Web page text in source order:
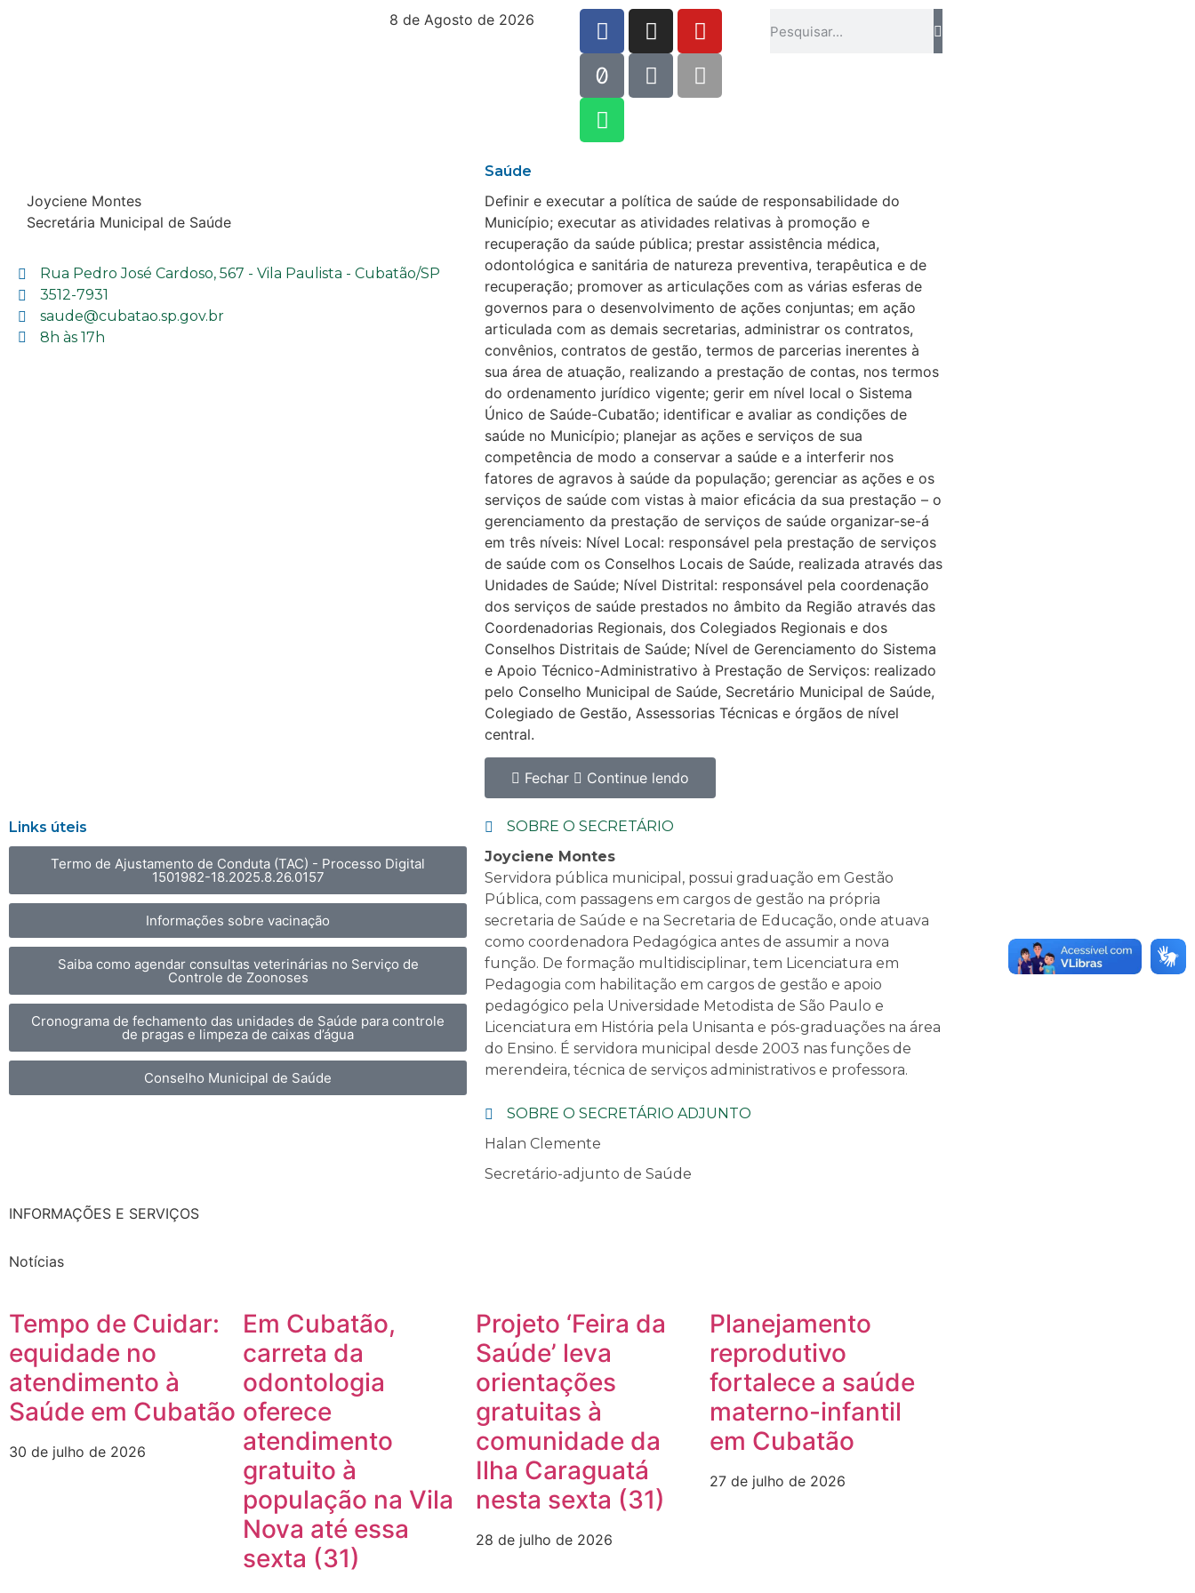
8 de Agosto de 2026
Joyciene Montes
Secretária Municipal de Saúde
Rua Pedro José Cardoso, 567 - Vila Paulista - Cubatão/SP
3512-7931
saude@cubatao.sp.gov.br
8h às 17h
Saúde
Definir e executar a política de saúde de responsabilidade do
Município; executar as atividades relativas à promoção e
recuperação da saúde pública; prestar assistência médica,
odontológica e sanitária de natureza preventiva, terapêutica e de
recuperação; promover as articulações com as várias esferas de
governos para o desenvolvimento de ações conjuntas; em ação
articulada com as demais secretarias, administrar os contratos,
convênios, contratos de gestão, termos de parcerias inerentes à
sua área de atuação, realizando a prestação de contas, nos termos
do ordenamento jurídico vigente; gerir em nível local o Sistema
Único de Saúde-Cubatão; identificar e avaliar as condições de
saúde no Município; planejar as ações e serviços de sua
competência de modo a conservar a saúde e a interferir nos
fatores de agravos à saúde da população; gerenciar as ações e os
serviços de saúde com vistas à maior eficácia da sua prestação – o
gerenciamento da prestação de serviços de saúde organizar-se-á
em três níveis: Nível Local: responsável pela prestação de serviços
de saúde com os Conselhos Locais de Saúde, realizada através das
Unidades de Saúde; Nível Distrital: responsável pela coordenação
dos serviços de saúde prestados no âmbito da Região através das
Coordenadorias Regionais, dos Colegiados Regionais e dos
Conselhos Distritais de Saúde; Nível de Gerenciamento do Sistema
e Apoio Técnico-Administrativo à Prestação de Serviços: realizado
pelo Conselho Municipal de Saúde, Secretário Municipal de Saúde,
Colegiado de Gestão, Assessorias Técnicas e órgãos de nível
central.
Fechar Continue lendo
Links úteis
Termo de Ajustamento de Conduta (TAC) - Processo Digital
1501982-18.2025.8.26.0157
Informações sobre vacinação
Saiba como agendar consultas veterinárias no Serviço de
Controle de Zoonoses
Cronograma de fechamento das unidades de Saúde para controle
de pragas e limpeza de caixas d’água
Conselho Municipal de Saúde
SOBRE O SECRETÁRIO
Joyciene Montes
Servidora pública municipal, possui graduação em Gestão
Pública, com passagens em cargos de gestão na própria
secretaria de Saúde e na Secretaria de Educação, onde atuava
como coordenadora Pedagógica antes de assumir a nova
função. De formação multidisciplinar, tem Licenciatura em
Pedagogia com habilitação em cargos de gestão e apoio
pedagógico pela Universidade Metodista de São Paulo e
Licenciatura em História pela Unisanta e pós-graduações na área
do Ensino. É servidora municipal desde 2003 nas funções de
merendeira, técnica de serviços administrativos e professora.
SOBRE O SECRETÁRIO ADJUNTO
Halan Clemente
Secretário-adjunto de Saúde
INFORMAÇÕES E SERVIÇOS
Notícias
Tempo de Cuidar:
equidade no
atendimento à
Saúde em Cubatão
30 de julho de 2026
Em Cubatão,
carreta da
odontologia
oferece
atendimento
gratuito à
população na Vila
Nova até essa
sexta (31)
Projeto ‘Feira da
Saúde’ leva
orientações
gratuitas à
comunidade da
Ilha Caraguatá
nesta sexta (31)
28 de julho de 2026
Planejamento
reprodutivo
fortalece a saúde
materno-infantil
em Cubatão
27 de julho de 2026